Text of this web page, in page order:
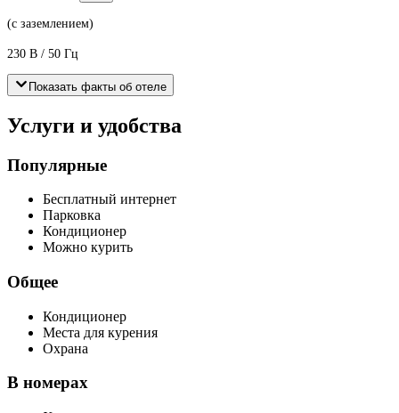
(с заземлением)
230 В / 50 Гц
Показать факты об отеле
Услуги и удобства
Популярные
Бесплатный интернет
Парковка
Кондиционер
Можно курить
Общее
Кондиционер
Места для курения
Охрана
В номерах